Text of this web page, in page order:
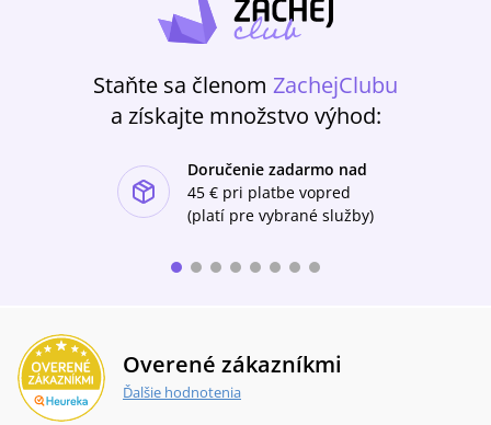
Staňte sa členom ZachejClubu
a získajte množstvo výhod:
Doručenie zadarmo nad
45 € pri platbe vopred
(platí pre vybrané služby)
Overené zákazníkmi
Ďalšie hodnotenia